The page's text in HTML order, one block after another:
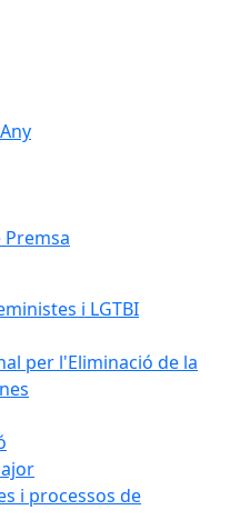
i LGTBI
per l'Eliminació de la
i processos de